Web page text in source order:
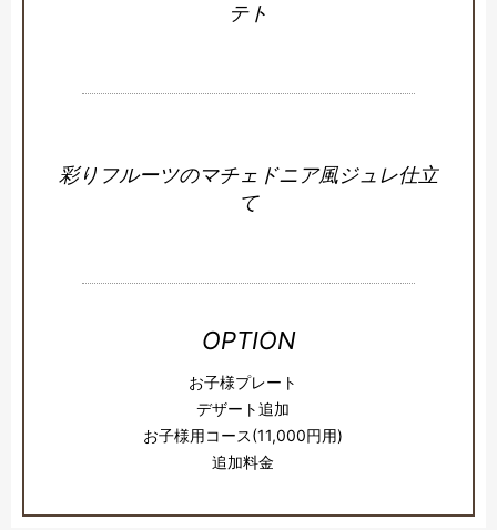
テト
彩りフルーツのマチェドニア風ジュレ仕立
て
OPTION
お子様プレート
デザート追加
お子様用コース(11,000円用)
追加料金